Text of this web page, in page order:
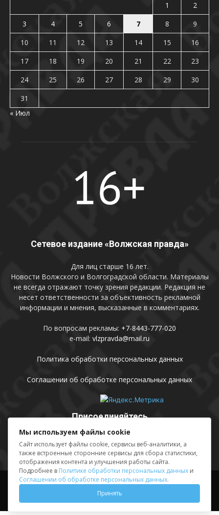
1
2
3
4 5 6 7 8
9
10
11 12 13 14 15
16
17
18 19 20 21 22
23
24
25 26 27 28 29
30
31
« Июл
Сетевое издание «Волжская правда»
Для лиц старше 16 лет.
Новости Волжского и Волгоградской области. Материалы
не всегда отражают точку зрения редакции. Редакция не
несет ответственности за объективность рекламной
информации и мнения, высказанные в комментариях.
По вопросам рекламы: +7-8443-777-020
e-mail: vlzpravda@mail.ru
Политика обработки персональных данных
Соглашении об обработке персональных данных
Присоединяйтесь
Выходные данные Sing in
© АМУ «Редакция газеты «Волжская правда», 2012-2026
Мы используем файлы cookie
Сайт использует файлы cookie, сервисы веб-аналитики, а
также встроенные сторонние сервисы для сбора статистики,
отображения контента и улучшения работы сайта.
Подробнее в Политике обработки персональных данных и
Соглашении об обработке персональных данных.
Принять